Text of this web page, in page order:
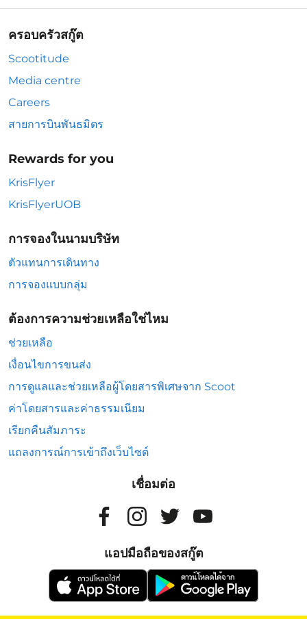
ครอบครัวสกู๊ต
Scootitude
Media centre
Careers
สายการบินพันธมิตร
Rewards for you
KrisFlyer
KrisFlyerUOB
การจองในนามบริษัท
ตัวแทนการเดินทาง
การจองแบบกลุ่ม
ต้องการความช่วยเหลือใช่ไหม
ช่วยเหลือ
เงื่อนไขการขนส่ง
การดูแลและช่วยเหลือผู้โดยสารพิเศษจาก Scoot
ค่าโดยสารและค่าธรรมเนียม
เรียกคืนสัมภาระ
แถลงการณ์การเข้าถึงเว็บไซต์
เชื่อมต่อ
แอปมือถือของสกู๊ต